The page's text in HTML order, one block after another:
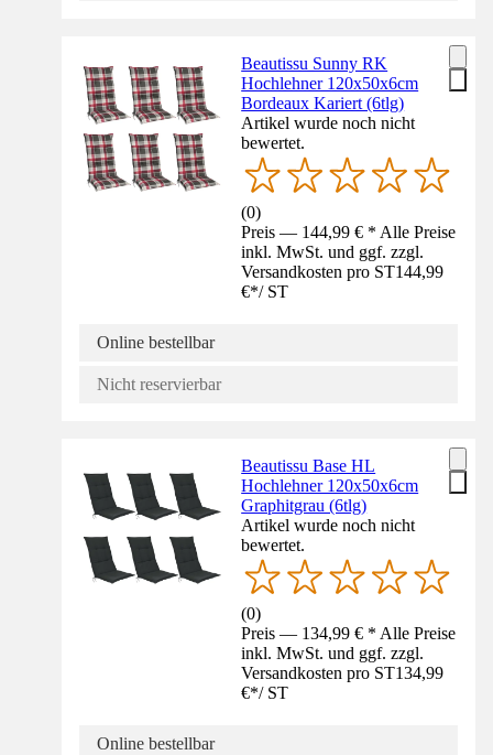
Beautissu Sunny RK
Hochlehner 120x50x6cm
Bordeaux Kariert (6tlg)
Artikel wurde noch nicht
bewertet.
(0)
Preis — 144,99 € * Alle Preise
inkl. MwSt. und ggf. zzgl.
Versandkosten pro ST144,99
€*/ ST
Online bestellbar
Nicht reservierbar
Beautissu Base HL
Hochlehner 120x50x6cm
Graphitgrau (6tlg)
Artikel wurde noch nicht
bewertet.
(0)
Preis — 134,99 € * Alle Preise
inkl. MwSt. und ggf. zzgl.
Versandkosten pro ST134,99
€*/ ST
Online bestellbar